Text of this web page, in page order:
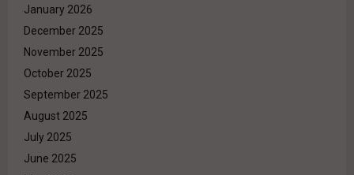
January 2026
December 2025
November 2025
October 2025
September 2025
August 2025
July 2025
June 2025